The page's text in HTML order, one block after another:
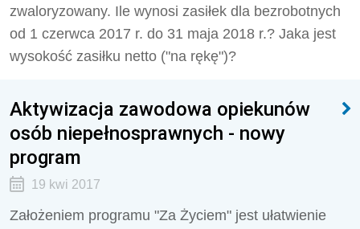
zwaloryzowany. Ile wynosi zasiłek dla bezrobotnych
od 1 czerwca 2017 r. do 31 maja 2018 r.? Jaka jest
wysokość zasiłku netto ("na rękę")?
Aktywizacja zawodowa opiekunów
osób niepełnosprawnych - nowy
program
19 kwi 2017
Założeniem programu "Za Życiem" jest ułatwienie